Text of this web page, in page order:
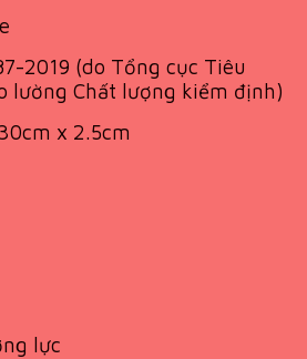
2019 (do Tổng cục Tiêu
lường Chất lượng kiểm định)
x 2.5cm
lực